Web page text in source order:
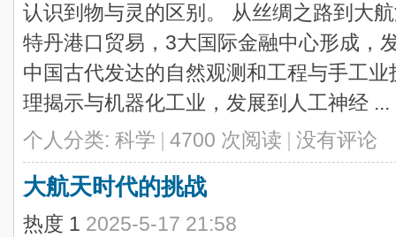
认识到物与灵的区别。 从丝绸之路到大
特丹港口贸易，3大国际金融中心形成，
中国古代发达的自然观测和工程与手工
理揭示与机器化工业，发展到人工神经 ...
个人分类: 科学 | 4700 次阅读 | 没有评论
大航天时代的挑战
热度 1 2025-5-17 21:58